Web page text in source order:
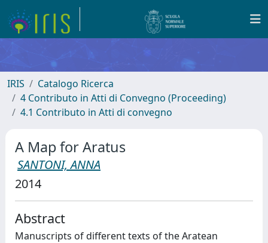
IRIS
Catalogo Ricerca
4 Contributo in Atti di Convegno (Proceeding)
4.1 Contributo in Atti di convegno
A Map for Aratus
SANTONI, ANNA
2014
Abstract
Manuscripts of different texts of the Aratean